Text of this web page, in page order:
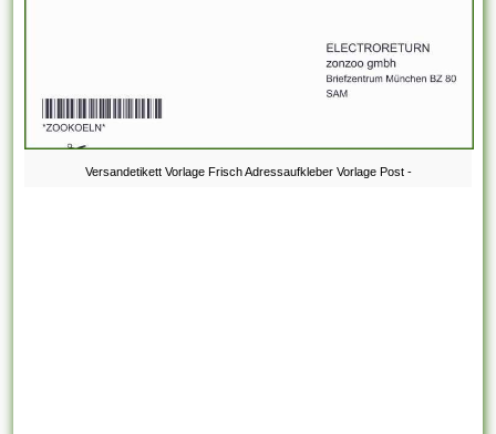
Versandetikett Vorlage Frisch Adressaufkleber Vorlage Post -